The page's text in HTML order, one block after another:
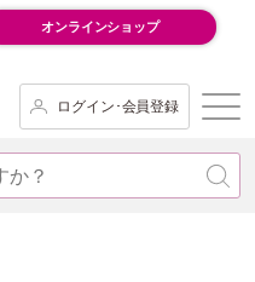
オンラインショップ
ログイン･会員登録